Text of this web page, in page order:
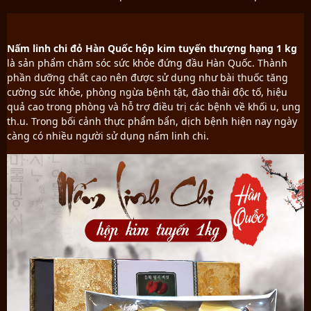
Nấm linh chi đỏ Hàn Quốc hộp kim tuyến thượng hạng 1 kg
là sản phẩm chăm sóc sức khỏe đứng đầu Hàn Quốc. Thành
phần dưỡng chất cao nên được sử dụng như bài thuốc tăng
cường sức khỏe, phòng ngừa bệnh tật, đào thải độc tố, hiệu
quả cao trong phòng và hỗ trợ điều trị các bệnh về khối u, ung
th.u. Trong bối cảnh thực phẩm bẩn, dịch bệnh hiện nay ngày
càng có nhiều người sử dụng nấm linh chi.